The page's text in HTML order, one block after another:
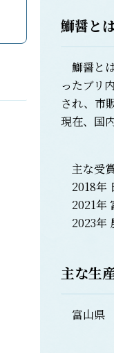
鰤醤と
鰤醤と
ったブリ
され、市
現在、国
主な受
2018年
2021年
2023年
主な生
富山県